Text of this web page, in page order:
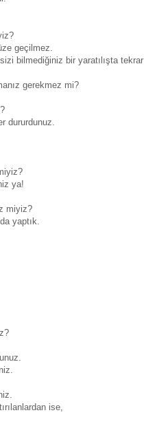
geçilmez.
bilmediğiniz bir yaratılışta
gerekmez mi?
dururdunuz.
ya!
miyiz?
yaptık.
ise,